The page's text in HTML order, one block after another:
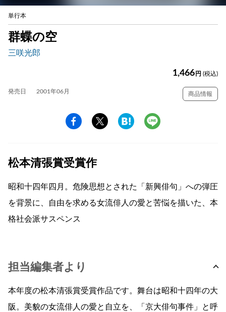
単行本
群蝶の空
三咲光郎
1,466 円 (税込)
発売日 2001年06月 商品情報
松本清張賞受賞作
昭和十四年四月。危険思想とされた「新興俳句」への弾圧
を背景に、自由を求める女流俳人の愛と苦悩を描いた、本
格社会派サスペンス
担当編集者より
本年度の松本清張賞受賞作品です。舞台は昭和十四年の大
阪。美貌の女流俳人の愛と自立を、「京大俳句事件」と呼